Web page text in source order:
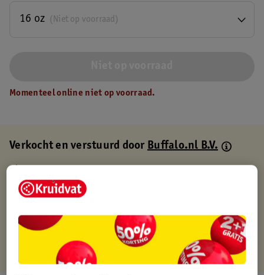
(Niet op voorraad)
16 oz
Momenteel online niet op voorraad.
Verkocht en verstuurd doorBuffalo.nl B.V.
Gratis thuisbezorgd
Gratis retourneren via verkooppartner.
Gratis punten met je Kruidvat kaart